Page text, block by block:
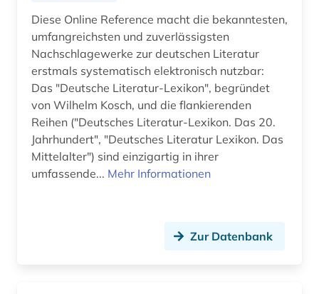
das wunderbare (1)
datensammlung (2)
denkmal (1)
design (2)
deutsch (55)
Norwegen (1)
Oesterreich (5)
Ostasien (2)
Osteuropa (4)
Ostmitteleuropa (1)
Palaestina (1)
Roemisches Reich (5)
Diese Online Reference macht die bekanntesten,
umfangreichsten und zuverlässigsten
Nachschlagewerke zur deutschen Literatur
erstmals systematisch elektronisch nutzbar:
Das "Deutsche Literatur-Lexikon", begründet
von Wilhelm Kosch, und die flankierenden
Reihen ("Deutsches Literatur-Lexikon. Das 20.
Jahrhundert", "Deutsches Literatur Lexikon. Das
Mittelalter") sind einzigartig in ihrer
umfassende... Mehr Informationen
Zur Datenbank